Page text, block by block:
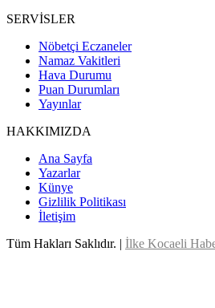
SERVİSLER
Nöbetçi Eczaneler
Namaz Vakitleri
Hava Durumu
Puan Durumları
Yayınlar
HAKKIMIZDA
Ana Sayfa
Yazarlar
Künye
Gizlilik Politikası
İletişim
Tüm Hakları Saklıdır. | İlke Kocaeli